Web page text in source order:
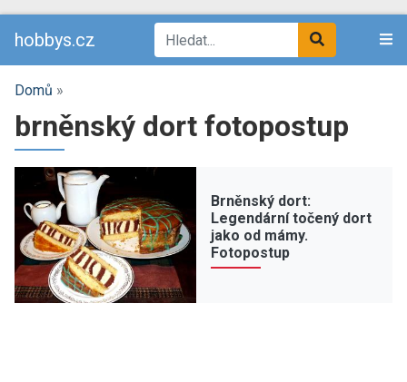
hobbys.cz
Domů »
brněnský dort fotopostup
Brněnský dort:
Legendární točený dort
jako od mámy.
Fotopostup